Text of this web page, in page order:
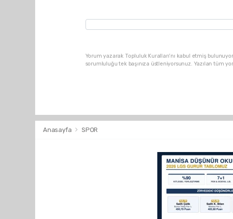
Yorum yazarak Topluluk Kuralları’nı kabul etmiş
sorumluluğu tek başınıza üstleniyorsunuz. Yazılan tüm
Anasayfa SPOR